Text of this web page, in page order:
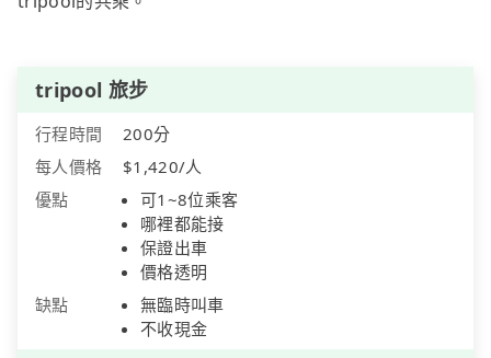
tripool 旅步
行程時間
200分
每人價格
$1,420/人
優點
可1~8位乘客
哪裡都能接
保證出車
價格透明
缺點
無臨時叫車
不收現金